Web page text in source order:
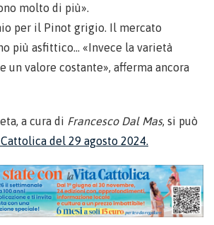
molto di più».
per il Pinot grigio. Il mercato
più asfittico… «Invece la varietà
un valore costante», afferma ancora
a cura di Francesco Dal Mas, si può
del 29 agosto 2024.